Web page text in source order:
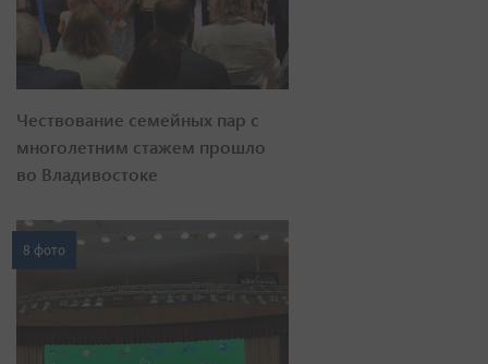
Чествование семейных пар с
многолетним стажем прошло
во Владивостоке
8 фото